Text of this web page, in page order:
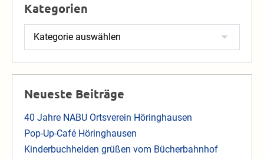
Kategorien
Kategorien
Neueste Beiträge
40 Jahre NABU Ortsverein Höringhausen
Pop-Up-Café Höringhausen
Kinderbuchhelden grüßen vom Bücherbahnhof